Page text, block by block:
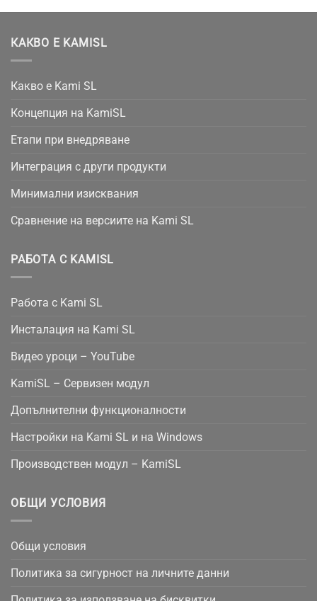
КАКВО Е KAMISL
Какво е Kami SL
Концепция на KamiSL
Етапи при внедряване
Интеграция с други продукти
Минимални изисквания
Сравнение на версиите на Kami SL
РАБОТА С KAMISL
Работа с Kami SL
Инсталация на Kami SL
Видео уроци – YouTube
KamiSL – Сервизен модул
Допълнителни функционалности
Настройки на Kami SL и на Windows
Производствен модул – KamiSL
ОБЩИ УСЛОВИЯ
Общи условия
Политика за сигурност на личните данни